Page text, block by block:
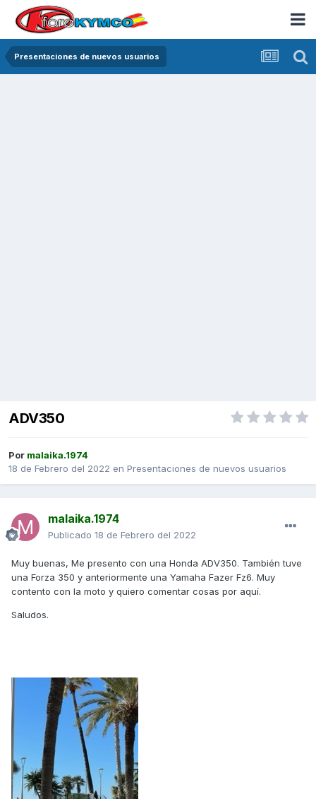
Presentaciones de nuevos usuarios
ADV350
Por malaika.1974
18 de Febrero del 2022 en Presentaciones de nuevos usuarios
malaika.1974
Publicado 18 de Febrero del 2022
Muy buenas, Me presento con una Honda ADV350. También tuve
una Forza 350 y anteriormente una Yamaha Fazer Fz6. Muy
contento con la moto y quiero comentar cosas por aquí.
Saludos.